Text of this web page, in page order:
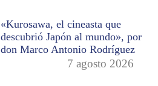
«Kurosawa, el cineasta que
descubrió Japón al mundo», por
don Marco Antonio Rodríguez
7 agosto 2026